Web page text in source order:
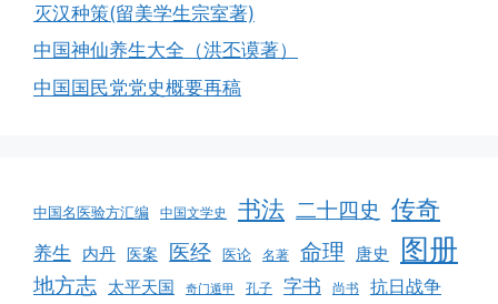
灭汉种策(留美学生宗室著)
中国神仙养生大全（洪丕谟著）
中国国民党党史概要再稿
中国名医验方汇编 中国文学史 书法 二十四史 传奇
养生 内丹 医案 医经 医论 名著 命理 唐史 图册
地方志 太平天国 奇门遁甲 孔子 字书 尚书 抗日战争